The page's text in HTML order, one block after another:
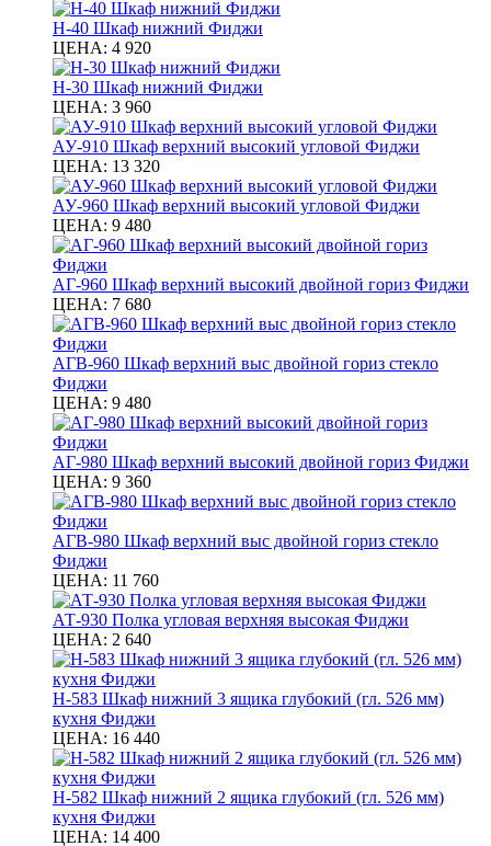
Н-40 Шкаф нижний Фиджи
ЦЕНА: 4 920
Н-30 Шкаф нижний Фиджи
ЦЕНА: 3 960
АУ-910 Шкаф верхний высокий угловой Фиджи
ЦЕНА: 13 320
АУ-960 Шкаф верхний высокий угловой Фиджи
ЦЕНА: 9 480
АГ-960 Шкаф верхний высокий двойной гориз Фиджи
ЦЕНА: 7 680
АГВ-960 Шкаф верхний выс двойной гориз стекло
Фиджи
ЦЕНА: 9 480
АГ-980 Шкаф верхний высокий двойной гориз Фиджи
ЦЕНА: 9 360
АГВ-980 Шкаф верхний выс двойной гориз стекло
Фиджи
ЦЕНА: 11 760
АТ-930 Полка угловая верхняя высокая Фиджи
ЦЕНА: 2 640
Н-583 Шкаф нижний 3 ящика глубокий (гл. 526 мм)
кухня Фиджи
ЦЕНА: 16 440
Н-582 Шкаф нижний 2 ящика глубокий (гл. 526 мм)
кухня Фиджи
ЦЕНА: 14 400